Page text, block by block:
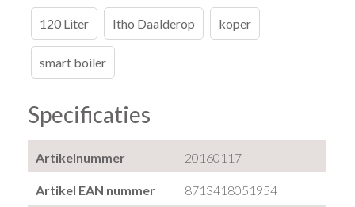
120 Liter Itho Daalderop koper
smart boiler
Specificaties
Artikelnummer 20160117
Artikel EAN nummer 8713418051954